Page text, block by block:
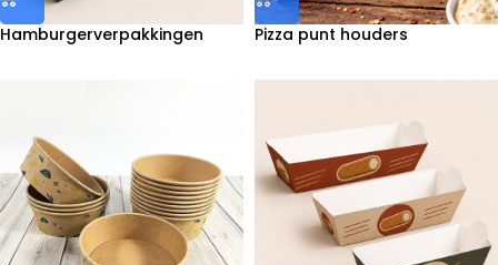
Hamburgerverpakkingen
Pizza punt houders